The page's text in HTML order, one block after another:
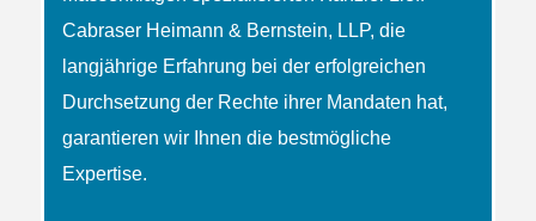
Cabraser Heimann & Bernstein, LLP, die
langjährige Erfahrung bei der erfolgreichen
Durchsetzung der Rechte ihrer Mandaten hat,
garantieren wir Ihnen die bestmögliche
Expertise.